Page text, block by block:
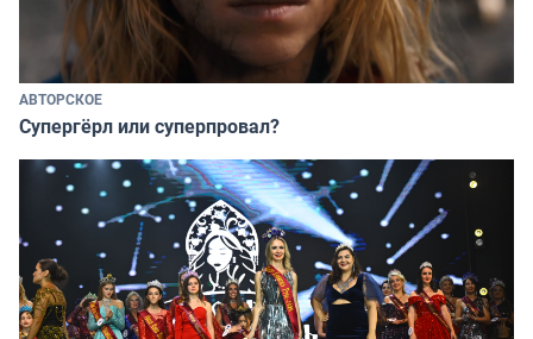
АВТОРСКОЕ
Супергёрл или суперпровал?